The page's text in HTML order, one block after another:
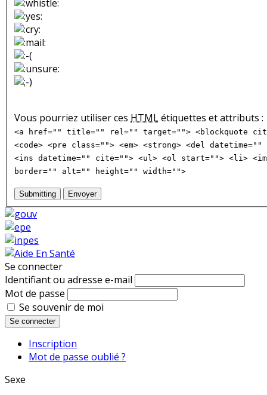
Vous pourriez utiliser ces HTMLétiquettes et attributs :
<a href="" title="" rel="" target=""> <blockquote
<code> <pre class=""> <em> <strong> <del
<ins datetime="" cite=""> <ul> <ol start=""> <li>
border="" alt="" height="" width="">
Submitting Envoyer
Se connecter
Identifiant ou adresse e-mail
Mot de passe
Se souvenir de moi
Se connecter
Inscription
Mot de passe oublié ?
Sexe